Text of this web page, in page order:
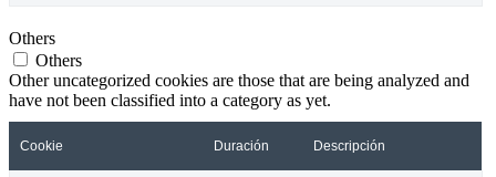
Others
Others
Other uncategorized cookies are those that are being analyzed and
have not been classified into a category as yet.
Cookie Duración Descripción